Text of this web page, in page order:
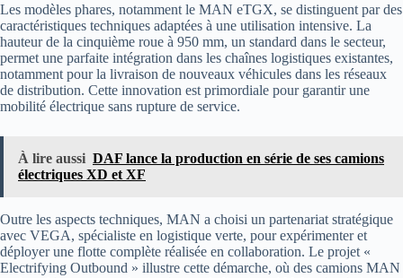
Les modèles phares, notamment le MAN eTGX, se distinguent par des
caractéristiques techniques adaptées à une utilisation intensive. La
hauteur de la cinquième roue à 950 mm, un standard dans le secteur,
permet une parfaite intégration dans les chaînes logistiques existantes,
notamment pour la livraison de nouveaux véhicules dans les réseaux
de distribution. Cette innovation est primordiale pour garantir une
mobilité électrique sans rupture de service.
À lire aussi DAF lance la production en série de ses camions
électriques XD et XF
Outre les aspects techniques, MAN a choisi un partenariat stratégique
avec VEGA, spécialiste en logistique verte, pour expérimenter et
déployer une flotte complète réalisée en collaboration. Le projet «
Electrifying Outbound » illustre cette démarche, où des camions MAN